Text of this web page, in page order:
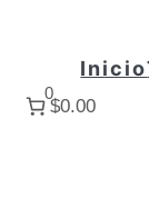
Inicio
0
$0.00